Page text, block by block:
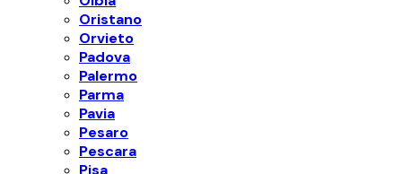
Oristano
Orvieto
Padova
Palermo
Parma
Pavia
Pesaro
Pescara
Pisa